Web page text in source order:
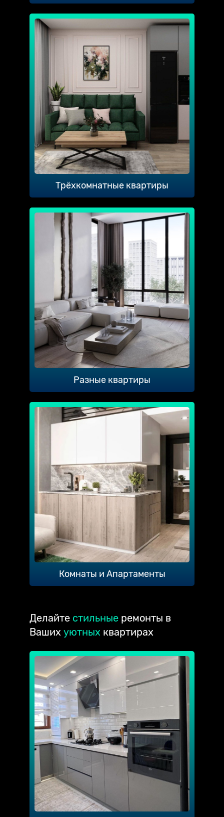
Трёхкомнатные квартиры
Разные квартиры
Комнаты и Апартаменты
Делайте стильные ремонты в
Ваших уютных квартирах